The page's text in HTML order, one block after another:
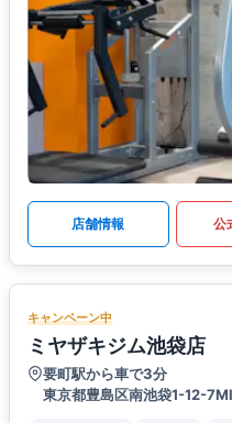
店舗情報 公
キャンペーン中
ミヤザキジム池袋店
要町駅から車で3分
東京都豊島区南池袋1-12-